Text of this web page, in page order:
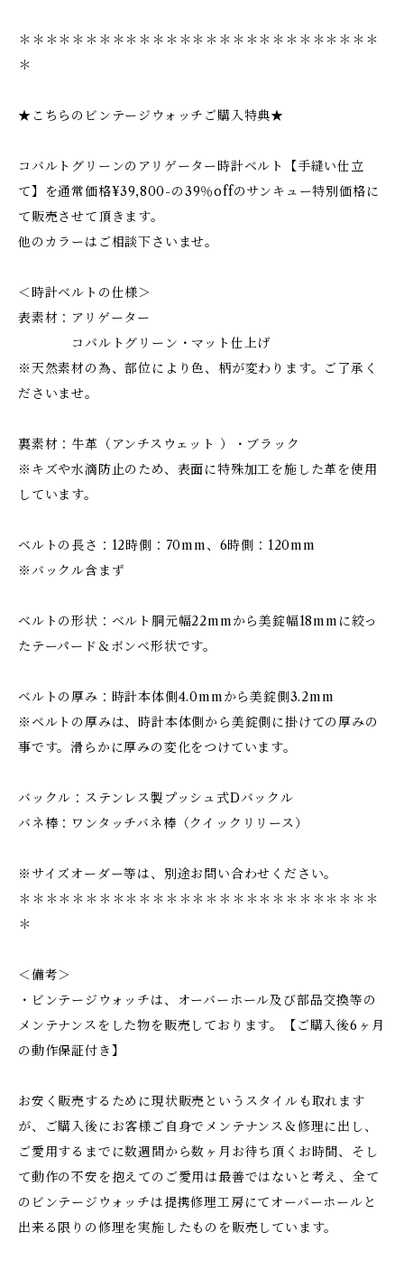
＊＊＊＊＊＊＊＊＊＊＊＊＊＊＊＊＊＊＊＊＊＊＊＊＊＊＊
＊
★こちらのビンテージウォッチご購入特典★
コバルトグリーンのアリゲーター時計ベルト【手縫い仕立
て】を通常価格¥39,800-の39％offのサンキュー特別価格に
て販売させて頂きます。
他のカラーはご相談下さいませ。
＜時計ベルトの仕様＞
表素材：アリゲーター
コバルトグリーン・マット仕上げ
※天然素材の為、部位により色、柄が変わります。ご了承く
ださいませ。
裏素材：牛革（アンチスウェット ）・ブラック
※キズや水滴防止のため、表面に特殊加工を施した革を使用
しています。
ベルトの長さ：12時側：70mm、6時側：120mm
※バックル含まず
ベルトの形状：ベルト胴元幅22mmから美錠幅18mmに絞っ
たテーパード＆ボンベ形状です。
ベルトの厚み：時計本体側4.0mmから美錠側3.2mm
※ベルトの厚みは、時計本体側から美錠側に掛けての厚みの
事です。滑らかに厚みの変化をつけています。
バックル：ステンレス製プッシュ式Dバックル
バネ棒：ワンタッチバネ棒（クイックリリース）
※サイズオーダー等は、別途お問い合わせください。
＊＊＊＊＊＊＊＊＊＊＊＊＊＊＊＊＊＊＊＊＊＊＊＊＊＊＊
＊
＜備考＞
・ビンテージウォッチは、オーバーホール及び部品交換等の
メンテナンスをした物を販売しております。【ご購入後6ヶ月
の動作保証付き】
お安く販売するために現状販売というスタイルも取れます
が、ご購入後にお客様ご自身でメンテナンス＆修理に出し、
ご愛用するまでに数週間から数ヶ月お待ち頂くお時間、そし
て動作の不安を抱えてのご愛用は最善ではないと考え、全て
のビンテージウォッチは提携修理工房にてオーバーホールと
出来る限りの修理を実施したものを販売しています。